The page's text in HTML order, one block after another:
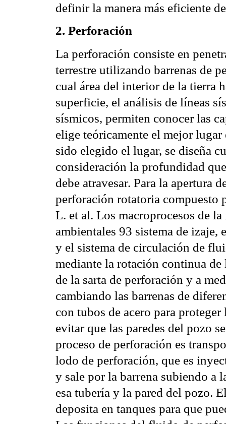
definir la manera más eficiente
2. Perforación
La perforación consiste en
terrestre utilizando barrenas de
cual área del interior de la tierra
superficie, el análisis de líneas
sísmicos, permiten conocer las
elige teóricamente el mejor
sido elegido el lugar, se diseña
consideración la profundidad
debe atravesar. Para la apertura
perforación rotatoria compuesto
L. et al. Los macroprocesos de
ambientales 93 sistema de izaje,
y el sistema de circulación de
mediante la rotación continua
de la sarta de perforación y a
cambiando las barrenas de
con tubos de acero para
evitar que las paredes del pozo
proceso de perforación es
lodo de perforación, que es
y sale por la barrena subiendo a
esa tubería y la pared del pozo.
deposita en tanques para que